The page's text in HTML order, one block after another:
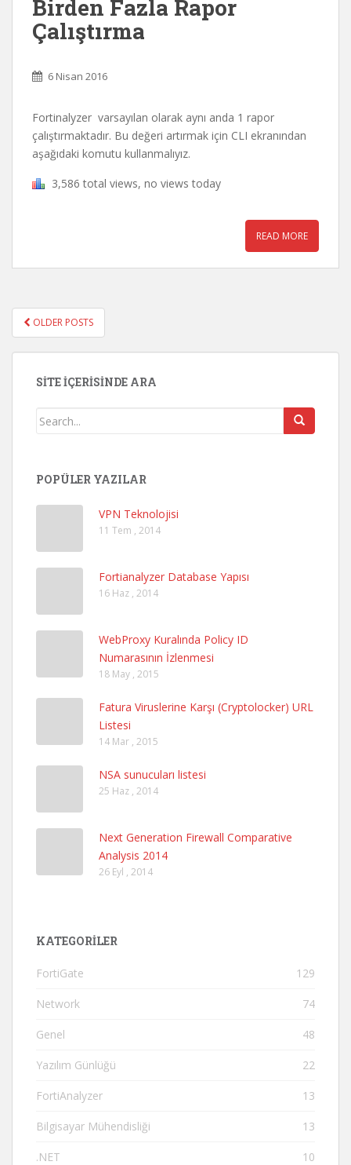
Birden Fazla Rapor
Çalıştırma
6 Nisan 2016
Fortinalyzer varsayılan olarak aynı anda 1 rapor
çalıştırmaktadır. Bu değeri artırmak için CLI ekranından
aşağıdaki komutu kullanmalıyız.
3,586 total views, no views today
READ MORE
POSTS NAVIGATION
OLDER POSTS
SITE İÇERISINDE ARA
POPÜLER YAZILAR
VPN Teknolojisi
11 Tem , 2014
Fortianalyzer Database Yapısı
16 Haz , 2014
WebProxy Kuralında Policy ID
Numarasının İzlenmesi
18 May , 2015
Fatura Viruslerine Karşı (Cryptolocker) URL
Listesi
14 Mar , 2015
NSA sunucuları listesi
25 Haz , 2014
Next Generation Firewall Comparative
Analysis 2014
26 Eyl , 2014
KATEGORILER
FortiGate 129
Network 74
Genel 48
Yazılım Günlüğü 22
FortiAnalyzer 13
Bilgisayar Mühendisliği 13
.NET 10